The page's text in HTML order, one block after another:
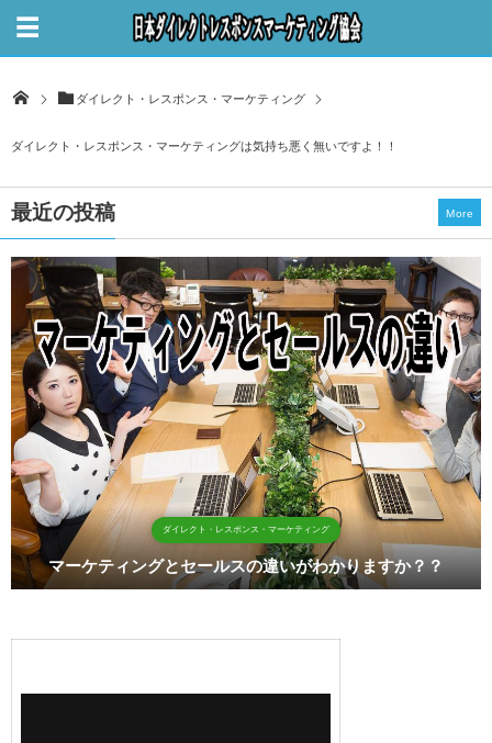
ダイレクト・レスポンス・マーケティング
ダイレクト・レスポンス・マーケティングは気持ち悪く無いですよ！！
最近の投稿
ＤＲＭマーケティングマネージャー資格
DRMマーケティングマネージャーの重要性
More